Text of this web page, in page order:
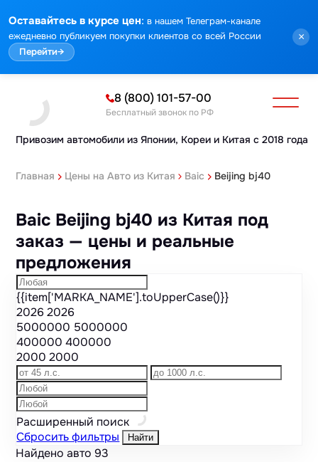
Оставайтесь в курсе цен: в нашем Телеграм-канале
ежедневно публикуем покупки клиентов со всей России
Перейти→
×
Привозим автомобили из Японии, Кореи и Китая с 2018 года
8 (800) 101-57-00
Бесплатный звонок по РФ
Главная Цены на Авто из Китая Baic Beijing bj40
Baic Beijing bj40 из Китая под
заказ — цены и реальные
предложения
{{item['MARKA_NAME'].toUpperCase()}}
20262026
5000000 5000000
400000400000
20002000
Расширенный поиск
Сбросить фильтры
Найти
Найдено авто93